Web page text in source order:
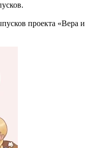
проекта «Вера и